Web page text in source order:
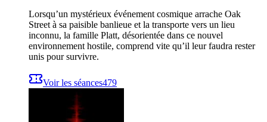
Lorsqu’un mystérieux événement cosmique arrache Oak
Street à sa paisible banlieue et la transporte vers un lieu
inconnu, la famille Platt, désorientée dans ce nouvel
environnement hostile, comprend vite qu’il leur faudra rester
unis pour survivre.
Voir les séances479